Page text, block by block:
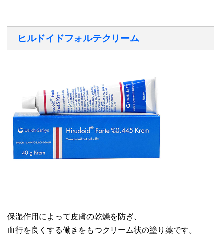
ヒルドイドフォルテクリーム
保湿作用によって皮膚の乾燥を防ぎ、
血行を良くする働きをもつクリーム状の塗り薬です。